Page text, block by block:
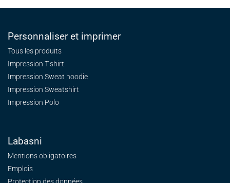
Personnaliser et imprimer
Tous les produits
Impression T-shirt
Impression Sweat hoodie
Impression Sweatshirt
Impression Polo
Labasni
Mentions obligatoires
Emplois
Protection des données